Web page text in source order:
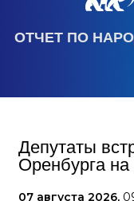
ОТЧЕТ ПО
Депутаты
Оренбурга
07 августа 2026,